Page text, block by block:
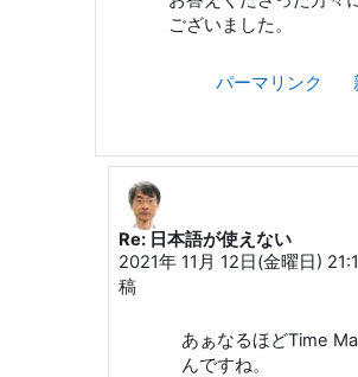
ございました。
パーマリンク
Webern Anton への返信
Re: 日本語が使えない
2021年 11月 12日(金曜日)
稿
あぁなるほどTime
んですね。